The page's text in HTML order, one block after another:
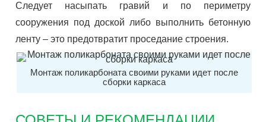
Следует насыпать гравий и по периметру
сооружения под доской либо выполнить бетонную
ленту – это предотвратит проседание строения.
Монтаж поликарбоната своими руками идет после
сборки каркаса